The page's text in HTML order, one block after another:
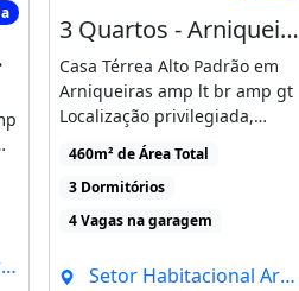
3 Quartos - Arniqueiras - Alto padrão
Casa Térrea Alto Padrão em
Arniqueiras amp lt br amp gt
Localização privilegiada,
próxima à [...]
460m² de Área Total
3 Dormitórios
4 Vagas na garagem
Setor Habitacional Arniqueira, Brasília - DF